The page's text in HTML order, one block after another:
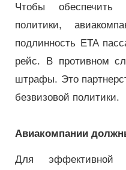
Чтобы обеспечить
политики,
подлинность ETA
рейс. В противном
штрафы. Это
безвизовой политики.
Авиакомпании
Для эффективной